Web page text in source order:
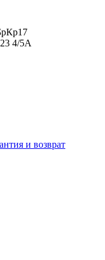
4/5А
и возврат